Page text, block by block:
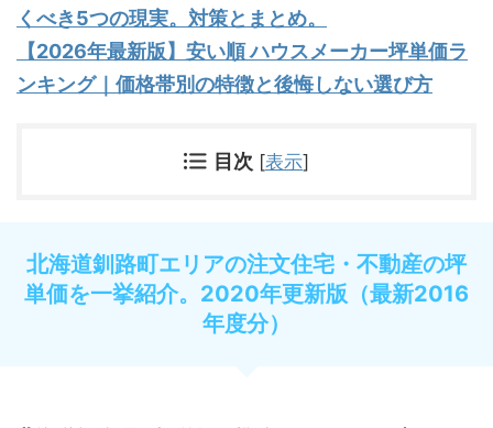
くべき5つの現実。対策とまとめ。
【2026年最新版】安い順 ハウスメーカー坪単価ラ
ンキング｜価格帯別の特徴と後悔しない選び方
目次 [表示]
北海道釧路町エリアの注文住宅・不動産の坪
単価を一挙紹介。2020年更新版（最新2016
年度分）